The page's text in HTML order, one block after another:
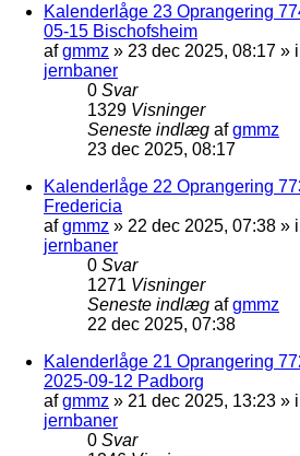
Kalenderlåge 23 Oprangering
05-15 Bischofsheim
afgmmz » 23 dec 2025, 08:17 » i
jernbaner
0 Svar
1329 Visninger
Seneste indlæg afgmmz
23 dec 2025, 08:17
Kalenderlåge 22 Oprangering
Fredericia
afgmmz » 22 dec 2025, 07:38 » i
jernbaner
0 Svar
1271 Visninger
Seneste indlæg afgmmz
22 dec 2025, 07:38
Kalenderlåge 21 Oprangering
2025-09-12 Padborg
afgmmz » 21 dec 2025, 13:23 » i
jernbaner
0 Svar